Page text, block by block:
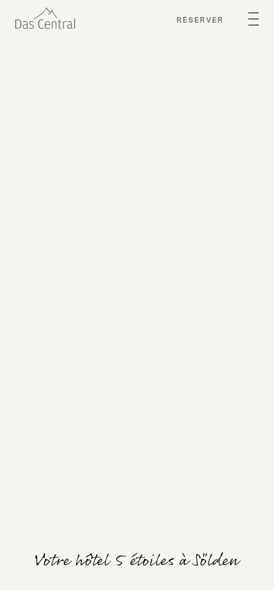
RÉSERVER
Votre hôtel 5 étoiles à Sölden